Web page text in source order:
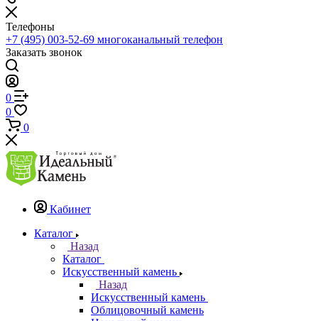
Телефоны
+7 (495) 003-52-69 многоканальный телефон
Заказать звонок
0
0
0
Кабинет
Каталог
Назад
Каталог
Искусственный камень
Назад
Искусственный камень
Облицовочный камень